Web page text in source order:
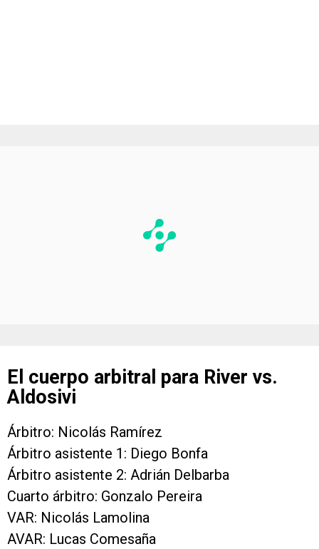
El cuerpo arbitral para River vs.
Aldosivi
Árbitro: Nicolás Ramírez
Árbitro asistente 1: Diego Bonfa
Árbitro asistente 2: Adrián Delbarba
Cuarto árbitro: Gonzalo Pereira
VAR: Nicolás Lamolina
AVAR: Lucas Comesaña